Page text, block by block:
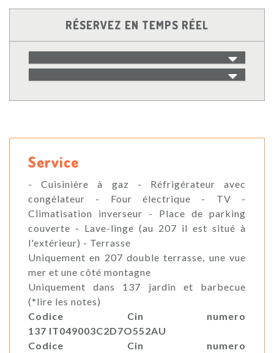
RÉSERVEZ EN TEMPS RÉEL
Service
- Cuisinière à gaz - Réfrigérateur avec
congélateur - Four électrique - TV -
Climatisation inverseur - Place de parking
couverte - Lave-linge (au 207 il est situé à
l'extérieur) - Terrasse
Uniquement en 207 double terrasse, une vue
mer et une côté montagne
Uniquement dans 137 jardin et barbecue
(*lire les notes)
Codice Cin numero
137 IT049003C2D7O552AU
Codice Cin numero